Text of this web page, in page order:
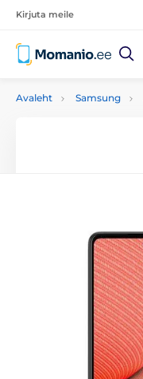
Kirjuta meile
Avaleht Samsung